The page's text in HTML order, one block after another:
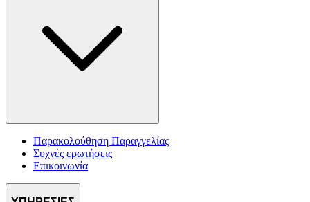
Παρακολούθηση Παραγγελίας
Συχνές ερωτήσεις
Επικοινωνία